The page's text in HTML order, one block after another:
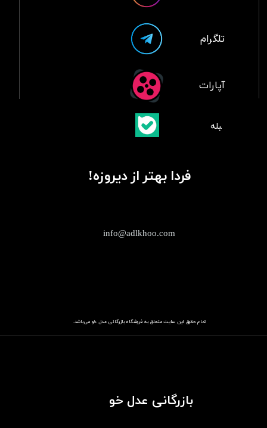
تمام حقوق این سایت متعلق به فروشگاهباز​​​​​​​رگانی عدل خو می‌باشد.
info@adlkhoo.com
بازرگانی عدل خو
فردا بهتر از دیروزه!
آپارات
تلگرام
​بلبله​​​​​​​بله